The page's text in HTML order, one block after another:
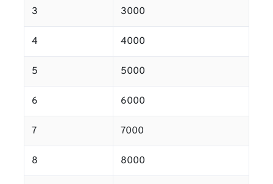
3 3000
4 4000
5 5000
6 6000
7 7000
8 8000